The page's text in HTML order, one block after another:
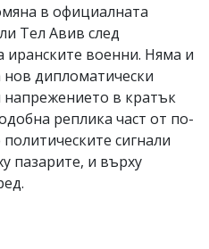
в официалната
Тел Авив след
иранските военни. Няма и
дипломатически
в кратък
реплика част от по-
сигнали
пазарите, и върху